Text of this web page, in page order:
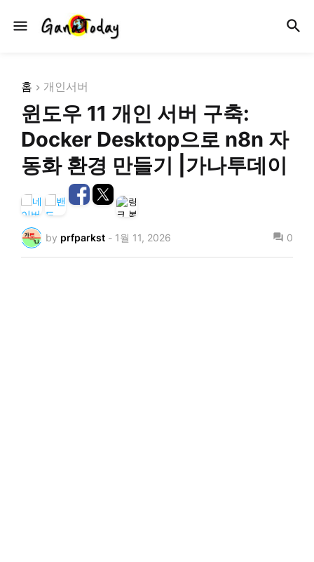
홈 개인서버
윈도우 11 개인 서버 구축:
Docker Desktop으로 n8n 자
동화 환경 만들기 |가나투데이
by prfparkst - 1월 11, 2026 0